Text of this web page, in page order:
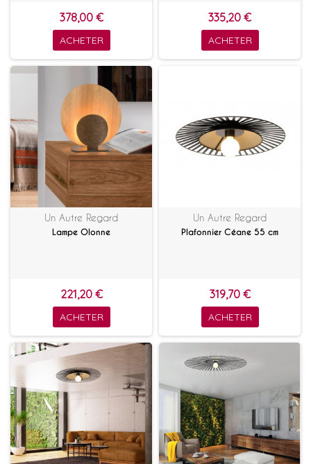
378,00 €
ACHETER
335,20 €
ACHETER
Un Autre Regard
Lampe Olonne
221,20 €
ACHETER
Un Autre Regard
Plafonnier Céane 55 cm
319,70 €
ACHETER